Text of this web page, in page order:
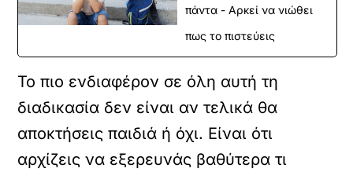
πάντα - Αρκεί να νιώθει
πως το πιστεύεις
Το πιο ενδιαφέρον σε όλη αυτή τη
διαδικασία δεν είναι αν τελικά θα
αποκτήσεις παιδιά ή όχι. Είναι ότι
αρχίζεις να εξερευνάς βαθύτερα τι